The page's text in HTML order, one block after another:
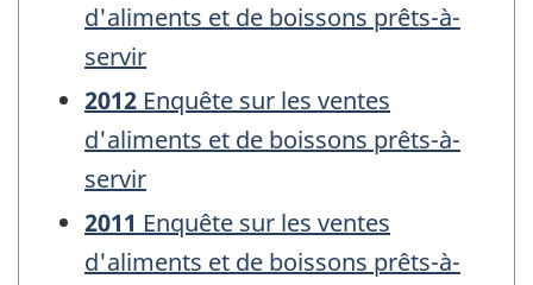
d'aliments et de boissons prêts-à-
servir
2012 Enquête sur les ventes
d'aliments et de boissons prêts-à-
servir
2011 Enquête sur les ventes
d'aliments et de boissons prêts-à-